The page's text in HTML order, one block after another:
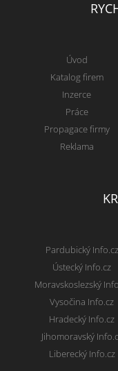
Úvod
Katalog firem
Inzerce
Práce
Propagace firmy
Reklama
Pardubický Info.cz
Ústecký Info.cz
Moravskoslezský
Vysočina Info.cz
Hradecký Info.cz
Jihomoravský
Liberecký Info.cz